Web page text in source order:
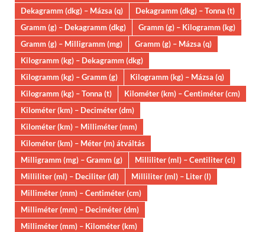
Dekagramm (dkg) – Mázsa (q)
Dekagramm (dkg) – Tonna (t)
Gramm (g) – Dekagramm (dkg)
Gramm (g) – Kilogramm (kg)
Gramm (g) – Milligramm (mg)
Gramm (g) – Mázsa (q)
Kilogramm (kg) – Dekagramm (dkg)
Kilogramm (kg) – Gramm (g)
Kilogramm (kg) – Mázsa (q)
Kilogramm (kg) – Tonna (t)
Kilométer (km) – Centiméter (cm)
Kilométer (km) – Deciméter (dm)
Kilométer (km) – Milliméter (mm)
Kilométer (km) – Méter (m) átváltás
Milligramm (mg) – Gramm (g)
Milliliter (ml) – Centiliter (cl)
Milliliter (ml) – Deciliter (dl)
Milliliter (ml) – Liter (l)
Milliméter (mm) – Centiméter (cm)
Milliméter (mm) – Deciméter (dm)
Milliméter (mm) – Kilométer (km)